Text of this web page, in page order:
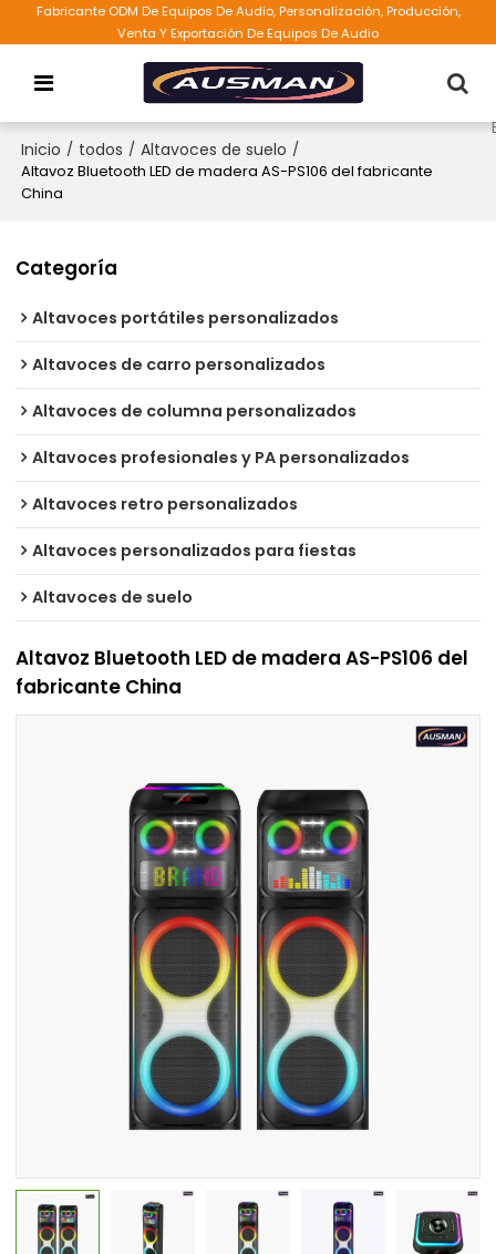
Fabricante ODM De Equipos De Audio, Personalización, Producción,
Venta Y Exportación De Equipos De Audio
Inicio / todos / Altavoces de suelo /
Altavoz Bluetooth LED de madera AS-PS106 del fabricante
China
Categoría
Altavoces portátiles personalizados
Altavoces de carro personalizados
Altavoces de columna personalizados
Altavoces profesionales y PA personalizados
Altavoces retro personalizados
Altavoces personalizados para fiestas
Altavoces de suelo
Altavoz Bluetooth LED de madera AS-PS106 del
fabricante China